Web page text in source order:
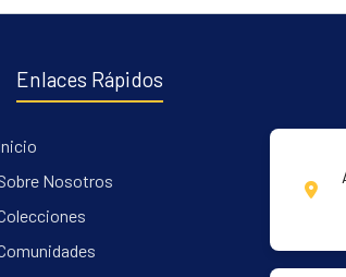
Enlaces Rápidos
Nosotros